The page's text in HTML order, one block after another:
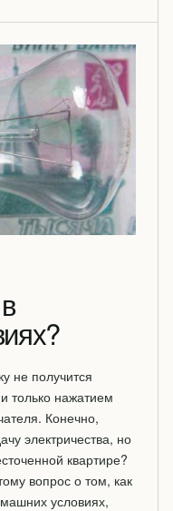
не получится
только нажатием
Конечно,
электричества, но
квартире?
вопрос о том, как
условиях,